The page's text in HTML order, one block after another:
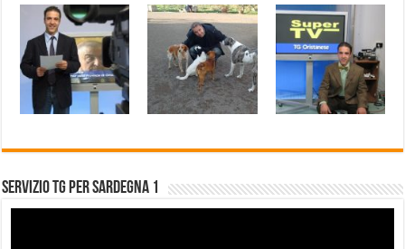
Servizio Tg per Sardegna 1